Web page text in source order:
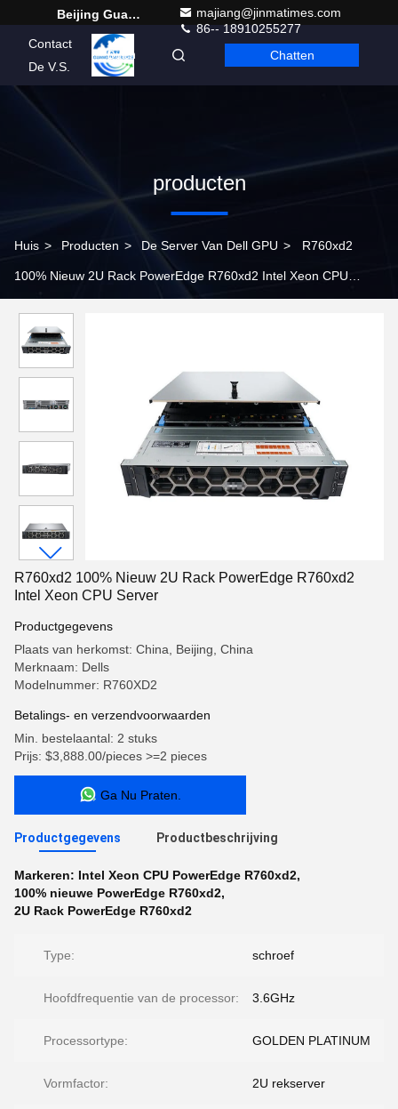
Beijing Guangtian Runze Technology Co., Ltd.
majiang@jinmatimes.com
86-- 18910255277
Contact
De V.S.
Dutch Chatten
producten
Huis > Producten > De Server Van Dell GPU > R760xd2
100% Nieuw 2U Rack PowerEdge R760xd2 Intel Xeon CPU
R760xd2 100% Nieuw 2U Rack PowerEdge R760xd2
Intel Xeon CPU Server
Productgegevens
Plaats van herkomst: China, Beijing, China
Merknaam: Dells
Modelnummer: R760XD2
Betalings- en verzendvoorwaarden
Min. bestelaantal: 2 stuks
Prijs: $3,888.00/pieces >=2 pieces
Ga Nu Praten.
Productgegevens Productbeschrijving
Markeren: Intel Xeon CPU PowerEdge R760xd2,
100% nieuwe PowerEdge R760xd2,
2U Rack PowerEdge R760xd2
Type: schroef
Hoofdfrequentie van de processor: 3.6GHz
Processortype: GOLDEN PLATINUM
Vormfactor: 2U rekserver